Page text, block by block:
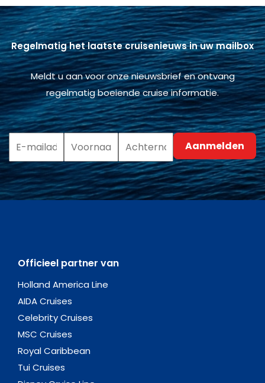
Regelmatig het laatste cruisenieuws in uw mailbox
Meldt u aan voor onze nieuwsbrief en ontvang
regelmatig boeiende cruise informatie.
Officieel partner van
Holland America Line
AIDA Cruises
Celebrity Cruises
MSC Cruises
Royal Caribbean
Tui Cruises